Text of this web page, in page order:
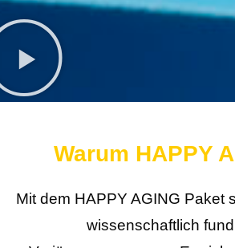
Warum HAPPY
Mit dem HAPPY AGING Paket
wissenschaftlich